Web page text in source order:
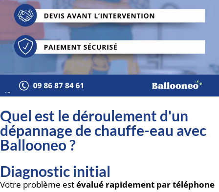
Quel est le déroulement d'un
dépannage de chauffe-eau avec
Ballooneo ?
Diagnostic initial
Votre problème estévalué rapidement par téléphone